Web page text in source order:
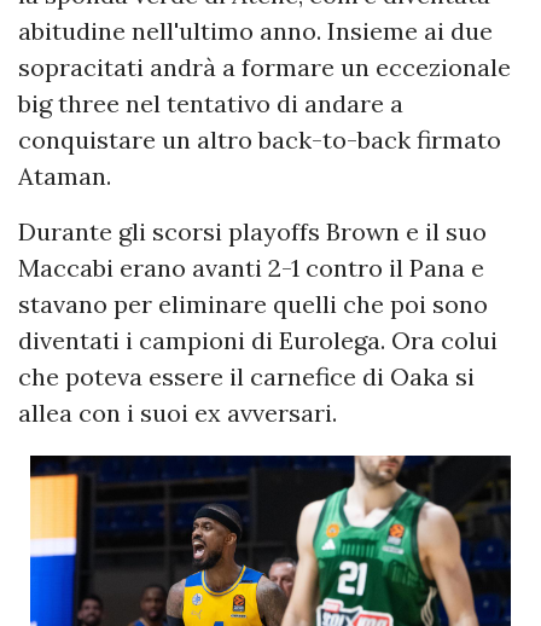
abitudine nell'ultimo anno. Insieme ai due
sopracitati andrà a formare un eccezionale
big three nel tentativo di andare a
conquistare un altro back-to-back firmato
Ataman.
Durante gli scorsi playoffs Brown e il suo
Maccabi erano avanti 2-1 contro il Pana e
stavano per eliminare quelli che poi sono
diventati i campioni di Eurolega. Ora colui
che poteva essere il carnefice di Oaka si
allea con i suoi ex avversari.